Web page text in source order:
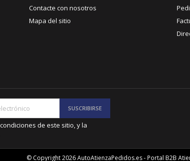
Contacte con nosotros
Mapa del sitio
de este sitio, y la
© Copyright 2026 AutoAtienzaPedidos.es - Portal B2B